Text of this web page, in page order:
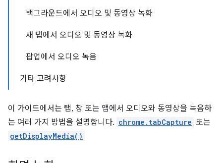
백그라운드에서 오디오 및 동영상 녹화
새 탭에서 오디오 및 동영상 녹화
팝업에서 오디오 녹음
기타 고려사항
이 가이드에서는 탭, 창 또는 앱에서 오디오와 동영상을 녹음하
는 여러 가지 방법을 설명합니다. chrome.tabCapture 또는
getDisplayMedia()